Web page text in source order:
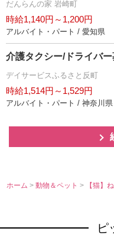
だんらんの家 岩崎町
時給1,140円～1,200円
アルバイト・パート / 愛知県
介護タクシー/ドライバ
デイサービスふるさと反町
時給1,514円～1,529円
アルバイト・パート / 神奈川県
ホーム >動物＆ペット> 【猫】
ピ